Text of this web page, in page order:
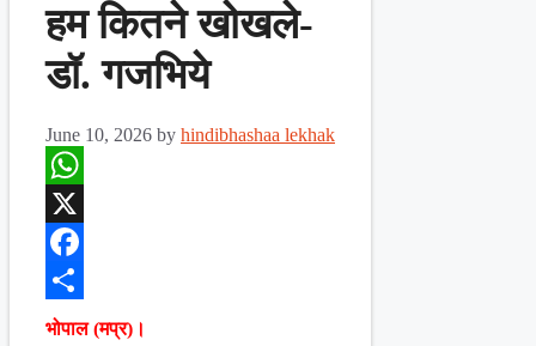
हम कितने खोखले-
डॉ. गजभिये
June 10, 2026 by hindibhashaa lekhak
WhatsApp
X
Facebook
Share
भोपाल (मप्र)।